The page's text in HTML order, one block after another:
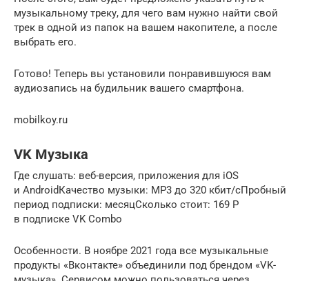
музыкальному треку, для чего вам нужно найти свой
трек в одной из папок на вашем накопителе, а после
выбрать его.
Готово! Теперь вы установили понравившуюся вам
аудиозапись на будильник вашего смартфона.
mobilkoy.ru
VK Музыка
Где слушать: веб-версия, приложения для iOS
и AndroidКачество музыки: MP3 до 320 кбит/сПробный
период подписки: месяцСколько стоит: 169 Р
в подписке VK Combo
Особенности. В ноябре 2021 года все музыкальные
продукты «Вконтакте» объединили под брендом «VK-